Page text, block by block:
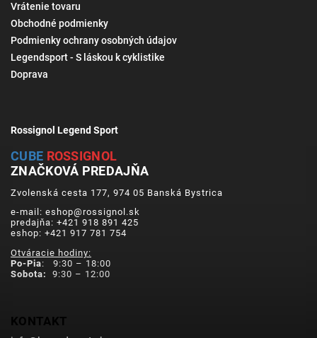
Vrátenie tovaru
Obchodné podmienky
Podmienky ochrany osobných údajov
Legendsport - S láskou k cyklistike
Doprava
Rossignol Legend Sport
CUBE ROSSIGNOL
ZNAČKOVÁ PREDAJŇA
Zvolenská cesta 177, 974 05 Banská Bystrica
e-mail: eshop@rossignol.sk
predajňa: +421 918 891 425
eshop: +421 917 781 754
Otváracie hodiny:
Po-Pia: 9:30 – 18:00
Sobota:
9:30 – 12:00
KONTAKT